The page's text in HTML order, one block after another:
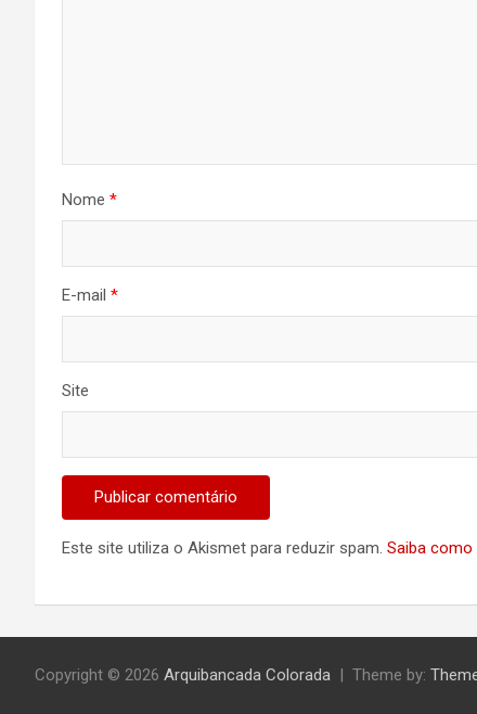
Nome *
E-mail *
Site
Este site utiliza o Akismet para reduzir spam. Saiba
Copyright © 2026 Arquibancada Colorada Theme by: